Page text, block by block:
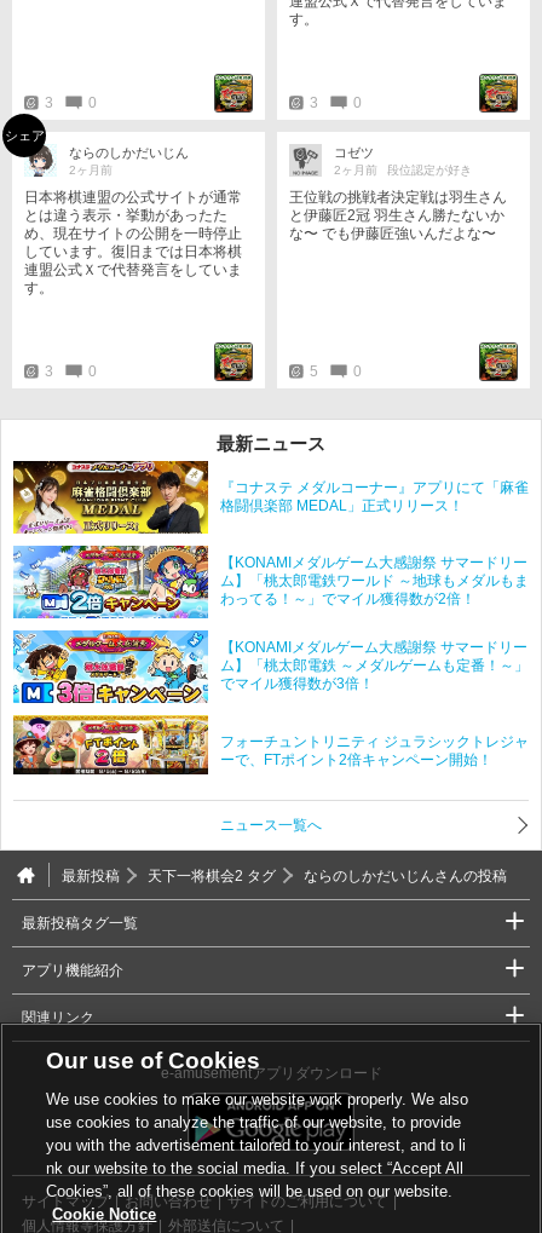
3 0
す。
3 0
ならのしかだいじん
2ヶ月前
シェア
日本将棋連盟の公式サイトが通常
とは違う表示・挙動があったた
め、現在サイトの公開を一時停止
しています。復旧までは日本将棋
連盟公式Ｘで代替発言をしていま
す。
3 0
コゼツ
2ヶ月前 段位認定が好き
王位戦の挑戦者決定戦は羽生さん
と伊藤匠2冠 羽生さん勝たないか
な〜 でも伊藤匠強いんだよな〜
5 0
最新ニュース
『コナステ メダルコーナー』アプリにて「麻雀
格闘倶楽部 MEDAL」正式リリース！
【KONAMIメダルゲーム大感謝祭 サマードリー
ム】「桃太郎電鉄ワールド ～地球もメダルもま
わってる！～」でマイル獲得数が2倍！
【KONAMIメダルゲーム大感謝祭 サマードリー
ム】「桃太郎電鉄 ～メダルゲームも定番！～」
でマイル獲得数が3倍！
フォーチュントリニティ ジュラシックトレジャ
ーで、FTポイント2倍キャンペーン開始！
ニュース一覧へ
最新投稿 天下一将棋会2 タグ ならのしかだいじんさんの投稿
最新投稿タグ一覧
アプリ機能紹介
関連リンク
e-amusementアプリダウンロード
サイトマップ お問い合わせ
サイトのご利用について
個人情報等保護方針
外部送信について
Our use of Cookies
We use cookies to make our website work properly. We also
use cookies to analyze the traffic of our website, to provide
you with the advertisement tailored to your interest, and to li
nk our website to the social media. If you select “Accept All
Cookies”, all of these cookies will be used on our website.
Cookie Notice